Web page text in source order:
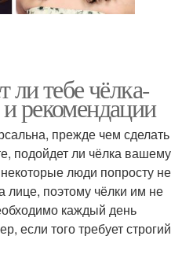
ли тебе чёлка-
рекомендации
прежде чем сделать
подойдет ли чёлка вашему
люди попросту не
поэтому чёлки им не
каждый день
если того требует строгий